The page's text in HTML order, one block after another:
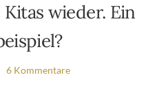
wieder. Ein
6 Kommentare